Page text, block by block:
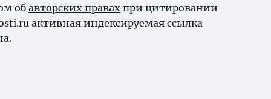
об авторских правах при цитировании
активная индексируемая ссылка